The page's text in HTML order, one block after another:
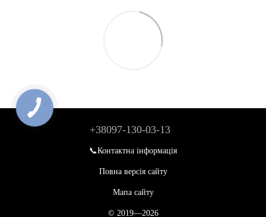
+38097-130-03-13
📞Контактна інформація
Повна версія сайту
Мапа сайту
© 2019—2026